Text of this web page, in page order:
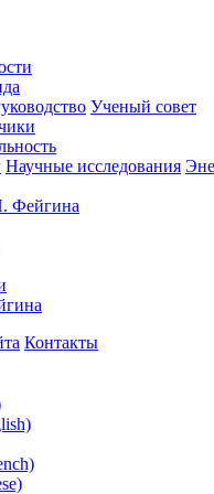
Ученый совет
Научные исследования
Фейгина
Контакты